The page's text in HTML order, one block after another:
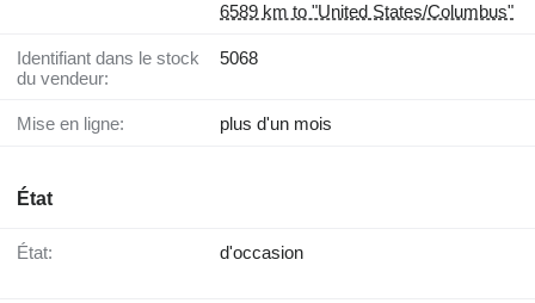
6589 km to "United States/Columbus"
Identifiant dans le stock
du vendeur:
5068
Mise en ligne: plus d'un mois
État
État: d'occasion